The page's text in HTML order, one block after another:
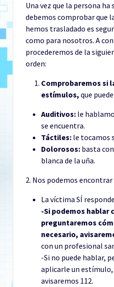
Una vez que la persona ha
debemos comprobar que
hemos trasladado es
como para nosotros. A
procederemos de la
orden:
Comprobaremos si
estímulos, que
Auditivos: le
se encuentra.
Táctiles: le tocamos
Dolorosos: basta
blanca de la uña.
2. Nos podemos
La víctima SÍ
-Si podemos hablar
preguntaremos
necesario,
con un profesional
-Si no puede hablar,
aplicarle un
avisaremos 112.